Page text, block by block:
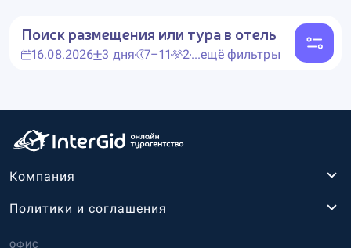
Поиск размещения или тура в отель
16.08.2026 3 дня 7–11 2...ещё фильтры
Компания
ОФИС
Политики и соглашения